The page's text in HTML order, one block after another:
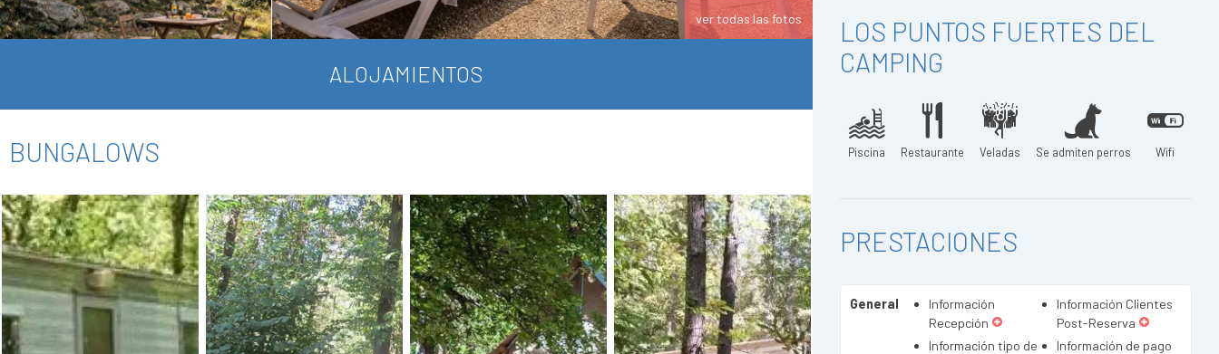
ver todas las fotos
ALOJAMIENTOS
BUNGALOWS
LOS PUNTOS FUERTES DEL
CAMPING
Piscina Restaurante Veladas Se admiten perros Wifi
PRESTACIONES
General
Información
Recepción
Información Clientes
Post-Reserva
Información tipo de
Información de pago